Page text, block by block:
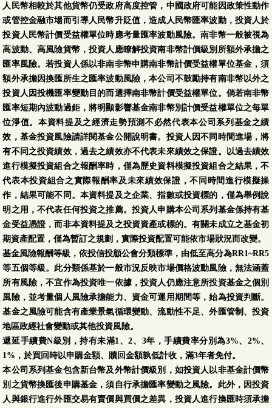
人民幣相較於其他貨幣仍受政府高度控管，中國政府可能因政策性動作
或管控金融市場而引導人民幣升貶值，造成人民幣匯率波動，投資人於
投資人民幣計價受益權單位時應考量匯率波動風險。南非幣一般被視為
高波動、高風險貨幣，投資人應瞭解投資南非幣計價級別所額外承擔之
匯率風險。若投資人係以非南非幣申購南非幣計價受益權單位基金，須
額外承擔因換匯所生之匯率波動風險，本公司不鼓勵持有南非幣以外之
投資人因投機匯率變動目的而選擇南非幣計價受益權單位。倘若南非幣
匯率短期內波動過鉅，將明顯影響基金南非幣別計價受益權單位之每單
位淨值。本資料提及之經濟走勢預測不必然代表本公司系列基金之績
效，基金投資風險請詳閱基金公開說明書。投資人因不同時間進場，將
有不同之投資績效，過去之績效亦不代表未來績效之保證。以過去績效
進行模擬投資組合之報酬率時，僅為歷史資料模擬投資組合之結果，不
代表本投資組合之實際報酬率及未來績效保證，不同時間進行模擬操
作，結果可能不同。本資料提及之企業、指數或投資標的，僅為舉例說
明之用，不代表任何投資之推薦。投資人申購本公司系列基金係持有基
金受益憑證，而非本資料提及之投資資產或標的。有關未成立之基金初
期資產配置，僅為暫訂之規劃，實際投資配置可能依市場狀況而改變。
基金風險報酬等級，依投信投顧公會分類標準，由低至高分為RR1~RR5
等五個等級。此分類係基於一般市況反映市場價格波動風險，無法涵蓋
所有風險，不宜作為投資唯一依據，投資人仍應注意所投資基金之個別
風險，並考量個人風險承擔能力、資金可運用期間等，始為投資判斷。
基金之風險可能含有產業景氣循環變動、流動性不足、外匯管制、投資
地區政經社會變動或其他投資風險。
遞延手續費N級別，持有未滿1、2、3年，手續費率分別為3%、2%、
1%，於買回時以申購金額、贖回金額孰低計收，滿3年者免付。
本公司系列基金包含新台幣及外幣計價級別，如投資人以非基金計價幣
別之貨幣換匯後申購基金，須自行承擔匯率變動之風險。此外，因投資
人與銀行進行外匯交易有賣價與買價之差異，投資人進行換匯時須承擔